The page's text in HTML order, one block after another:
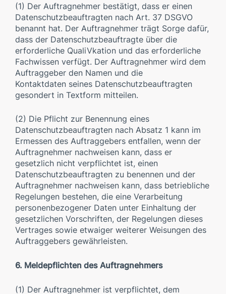
(1) Der Auftragnehmer bestätigt, dass er einen
Datenschutzbeauftragten nach Art. 37 DSGVO
benannt hat. Der Auftragnehmer trägt Sorge dafür,
dass der Datenschutzbeauftragte über die
erforderliche QualiVkation und das erforderliche
Fachwissen verfügt. Der Auftragnehmer wird dem
Auftraggeber den Namen und die
Kontaktdaten seines Datenschutzbeauftragten
gesondert in Textform mitteilen.
(2) Die Pflicht zur Benennung eines
Datenschutzbeauftragten nach Absatz 1 kann im
Ermessen des Auftraggebers entfallen, wenn der
Auftragnehmer nachweisen kann, dass er
gesetzlich nicht verpflichtet ist, einen
Datenschutzbeauftragten zu benennen und der
Auftragnehmer nachweisen kann, dass betriebliche
Regelungen bestehen, die eine Verarbeitung
personenbezogener Daten unter Einhaltung der
gesetzlichen Vorschriften, der Regelungen dieses
Vertrages sowie etwaiger weiterer Weisungen des
Auftraggebers gewährleisten.
6. Meldepflichten des Auftragnehmers
(1) Der Auftragnehmer ist verpflichtet, dem